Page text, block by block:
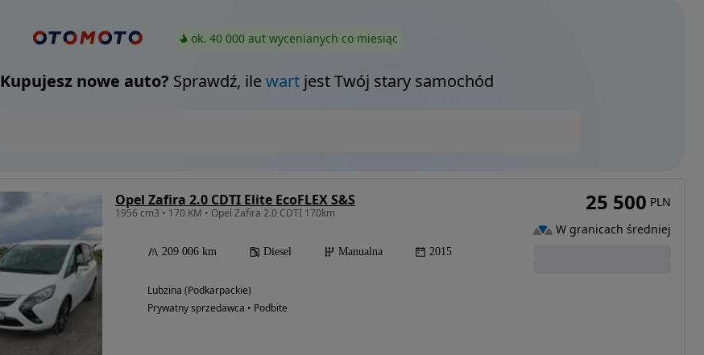
ok. 40 000 aut wycenianych co miesiąc
Kupujesz nowe auto? Sprawdź, ilewartjest Twój stary samochód
Opel Zafira 2.0 CDTI Elite EcoFLEX S&S
1956 cm3 • 170 KM • Opel Zafira 2.0 CDTI 170km
209 006 km Diesel Manualna 2015
Lubzina (Podkarpackie)
Prywatny sprzedawca • Podbite
25 500 PLN
W granicach średniej